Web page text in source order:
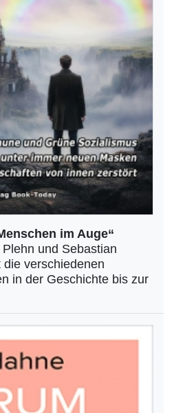
im Auge“
und Sebastian
verschiedenen
in der Geschichte bis zur